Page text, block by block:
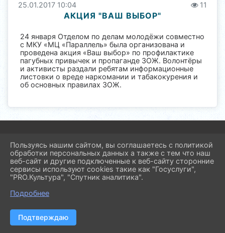
25.01.2017 10:04 11
АКЦИЯ "ВАШ ВЫБОР"
24 января Отделом по делам молодёжи совместно
с МКУ «МЦ «Параллель» была организована и
проведена акция «Ваш выбор» по профилактике
пагубных привычек и пропаганде ЗОЖ. Волонтёры
и активисты раздали ребятам информационные
листовки о вреде наркомании и табакокурения и
об основных правилах ЗОЖ.
Вход
Карта сайта
Политика обработки персональных данных
Сделано на KubCMS
Разработка и поддержка
Пользуясь нашим сайтом, вы соглашаетесь с политикой
обработки персональных данных а также с тем что наш
веб-сайт и другие подключенные к веб-сайту сторонние
сервисы используют cookies такие как "Госуслуги",
"PRO.Культура", "Спутник аналитика".
Подробнее
Подтверждаю